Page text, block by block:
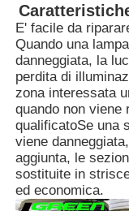
Chi siamo
Fatory Tour
Controllo di
notizie
E' facile da
Quando una
danneggiata, la
perdita di
zona interessata
quando non viene
qualificatoSe una
viene
aggiunta, le
sostituite in
ed economica.